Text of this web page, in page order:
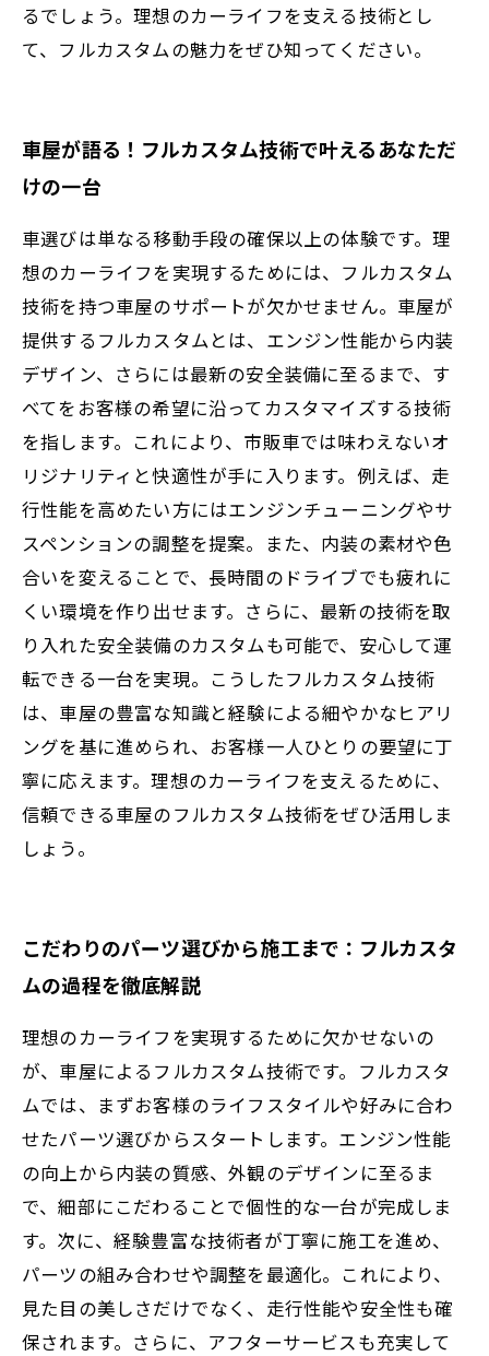
るでしょう。理想のカーライフを支える技術とし
て、フルカスタムの魅力をぜひ知ってください。
車屋が語る！フルカスタム技術で叶えるあなただ
けの一台
車選びは単なる移動手段の確保以上の体験です。理
想のカーライフを実現するためには、フルカスタム
技術を持つ車屋のサポートが欠かせません。車屋が
提供するフルカスタムとは、エンジン性能から内装
デザイン、さらには最新の安全装備に至るまで、す
べてをお客様の希望に沿ってカスタマイズする技術
を指します。これにより、市販車では味わえないオ
リジナリティと快適性が手に入ります。例えば、走
行性能を高めたい方にはエンジンチューニングやサ
スペンションの調整を提案。また、内装の素材や色
合いを変えることで、長時間のドライブでも疲れに
くい環境を作り出せます。さらに、最新の技術を取
り入れた安全装備のカスタムも可能で、安心して運
転できる一台を実現。こうしたフルカスタム技術
は、車屋の豊富な知識と経験による細やかなヒアリ
ングを基に進められ、お客様一人ひとりの要望に丁
寧に応えます。理想のカーライフを支えるために、
信頼できる車屋のフルカスタム技術をぜひ活用しま
しょう。
こだわりのパーツ選びから施工まで：フルカスタ
ムの過程を徹底解説
理想のカーライフを実現するために欠かせないの
が、車屋によるフルカスタム技術です。フルカスタ
ムでは、まずお客様のライフスタイルや好みに合わ
せたパーツ選びからスタートします。エンジン性能
の向上から内装の質感、外観のデザインに至るま
で、細部にこだわることで個性的な一台が完成しま
す。次に、経験豊富な技術者が丁寧に施工を進め、
パーツの組み合わせや調整を最適化。これにより、
見た目の美しさだけでなく、走行性能や安全性も確
保されます。さらに、アフターサービスも充実して